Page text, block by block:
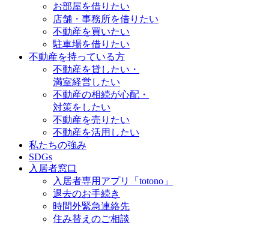
お部屋を借りたい
店舗・事務所を借りたい
不動産を買いたい
駐車場を借りたい
不動産を持っている方
不動産を貸したい・
満室経営したい
不動産の相続が心配・
対策をしたい
不動産を売りたい
不動産を活用したい
私たちの強み
SDGs
入居者窓口
入居者専用アプリ「totono」
退去のお手続き
時間外緊急連絡先
住み替えのご相談